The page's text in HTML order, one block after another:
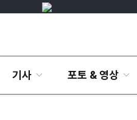
기사 포토 & 영상